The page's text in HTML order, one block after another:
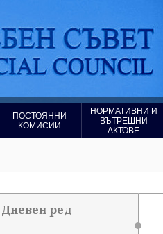
ПОСТОЯННИ
КОМИСИИ
НОРМАТИВНИ И
ВЪТРЕШНИ
АКТОВЕ
Дневен ред